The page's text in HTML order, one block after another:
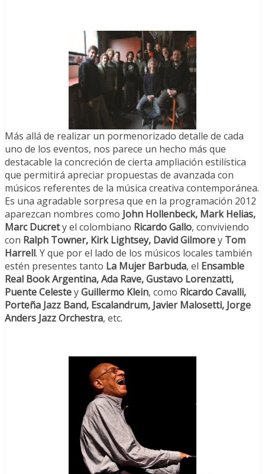
Más allá de realizar un pormenorizado detalle de cada
uno de los eventos, nos parece un hecho más que
destacable la concreción de cierta ampliación estilística
que permitirá apreciar propuestas de avanzada con
músicos referentes de la música creativa contemporánea.
Es una agradable sorpresa que en la programación 2012
aparezcan nombres como John Hollenbeck, Mark Helias,
Marc Ducrety el colombiano Ricardo Gallo, conviviendo
con Ralph Towner, Kirk Lightsey, David Gilmorey Tom
Harrell. Y que por el lado de los músicos locales también
estén presentes tanto La Mujer Barbuda, el Ensamble
Real Book Argentina, Ada Rave, Gustavo Lorenzatti,
Puente CelesteyGuillermo Klein, como Ricardo Cavalli,
Porteña Jazz Band, Escalandrum, Javier Malosetti, Jorge
Anders Jazz Orchestra, etc.